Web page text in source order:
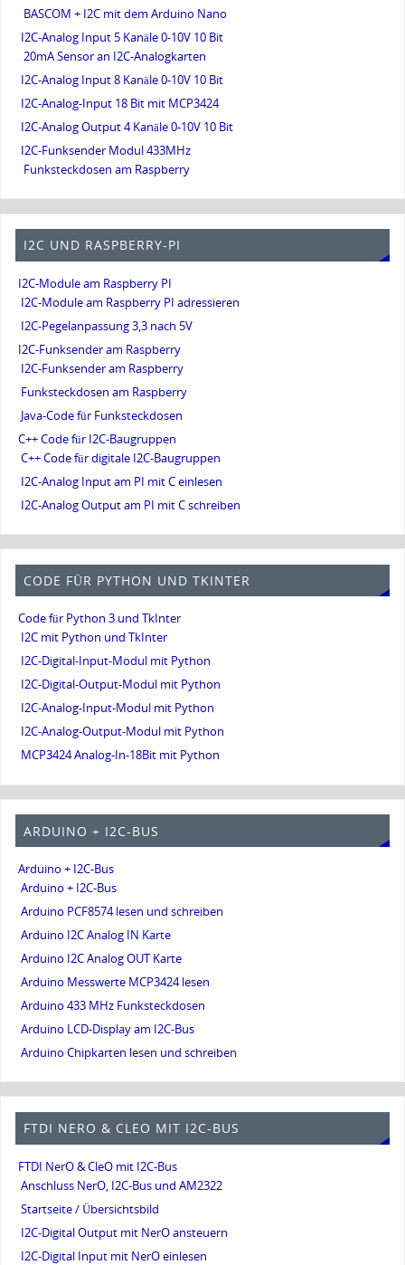
BASCOM + I2C mit dem Arduino Nano
I2C-Analog Input 5 Kanäle 0-10V 10 Bit
20mA Sensor an I2C-Analogkarten
I2C-Analog Input 8 Kanäle 0-10V 10 Bit
I2C-Analog-Input 18 Bit mit MCP3424
I2C-Analog Output 4 Kanäle 0-10V 10 Bit
I2C-Funksender Modul 433MHz
Funksteckdosen am Raspberry
I2C UND RASPBERRY-PI
I2C-Module am Raspberry PI
I2C-Module am Raspberry PI adressieren
I2C-Pegelanpassung 3,3 nach 5V
I2C-Funksender am Raspberry
I2C-Funksender am Raspberry
Funksteckdosen am Raspberry
Java-Code für Funksteckdosen
C++ Code für I2C-Baugruppen
C++ Code für digitale I2C-Baugruppen
I2C-Analog Input am PI mit C einlesen
I2C-Analog Output am PI mit C schreiben
CODE FÜR PYTHON UND TKINTER
Code für Python 3 und TkInter
I2C mit Python und TkInter
I2C-Digital-Input-Modul mit Python
I2C-Digital-Output-Modul mit Python
I2C-Analog-Input-Modul mit Python
I2C-Analog-Output-Modul mit Python
MCP3424 Analog-In-18Bit mit Python
ARDUINO + I2C-BUS
Arduino + I2C-Bus
Arduino + I2C-Bus
Arduino PCF8574 lesen und schreiben
Arduino I2C Analog IN Karte
Arduino I2C Analog OUT Karte
Arduino Messwerte MCP3424 lesen
Arduino 433 MHz Funksteckdosen
Arduino LCD-Display am I2C-Bus
Arduino Chipkarten lesen und schreiben
FTDI NERO & CLEO MIT I2C-BUS
FTDI NerO & CleO mit I2C-Bus
Anschluss NerO, I2C-Bus und AM2322
Startseite / Übersichtsbild
I2C-Digital Output mit NerO ansteuern
I2C-Digital Input mit NerO einlesen